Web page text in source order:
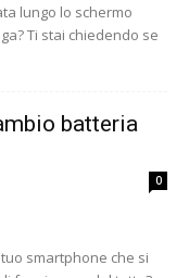
lungo lo schermo
Ti stai chiedendo se
batteria
0
smartphone che si